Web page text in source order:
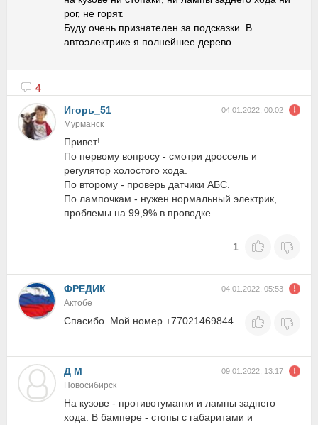
рог, не горят.
Буду очень признателен за подсказки. В
автоэлектрике я полнейшее дерево.
4
Игорь_51
04.01.2022, 00:02
Мурманск
Привет!
По первому вопросу - смотри дроссель и
регулятор холостого хода.
По второму - проверь датчики АБС.
По лампочкам - нужен нормальный электрик,
проблемы на 99,9% в проводке.
1
ФРЕДИК 04.01.2022, 05:53
Актобе
Спасибо. Мой номер +77021469844
Д М 09.01.2022, 13:17
Новосибирск
На кузове - противотуманки и лампы заднего
хода. В бампере - стопы с габаритами и